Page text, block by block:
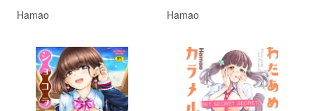
Hamao
Hamao